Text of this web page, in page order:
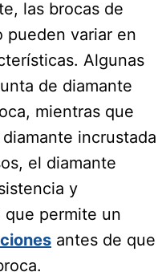
las brocas de
pueden variar en
Algunas
de diamante
mientras que
incrustada
el diamante
y
que permite un
antes de que